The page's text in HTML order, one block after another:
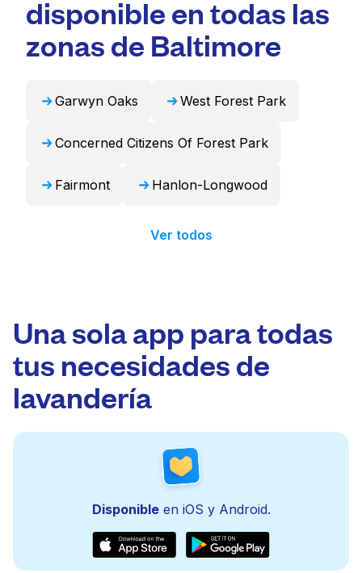
que ahorra tiempo.
cortinas. Como alternativa, Laundryheap
puede encargarse de estos artículos de forma
profesional y devolverlos listos para usar en
disponible en todas las
zonas de Baltimore
Garwyn Oaks West Forest Park
Concerned Citizens Of Forest Park
Fairmont Hanlon-Longwood
Ver todos
Una sola app para todas
tus necesidades de
lavandería
Disponibleen iOS y Android.